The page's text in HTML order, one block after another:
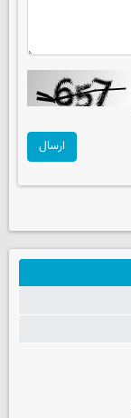
ارسال